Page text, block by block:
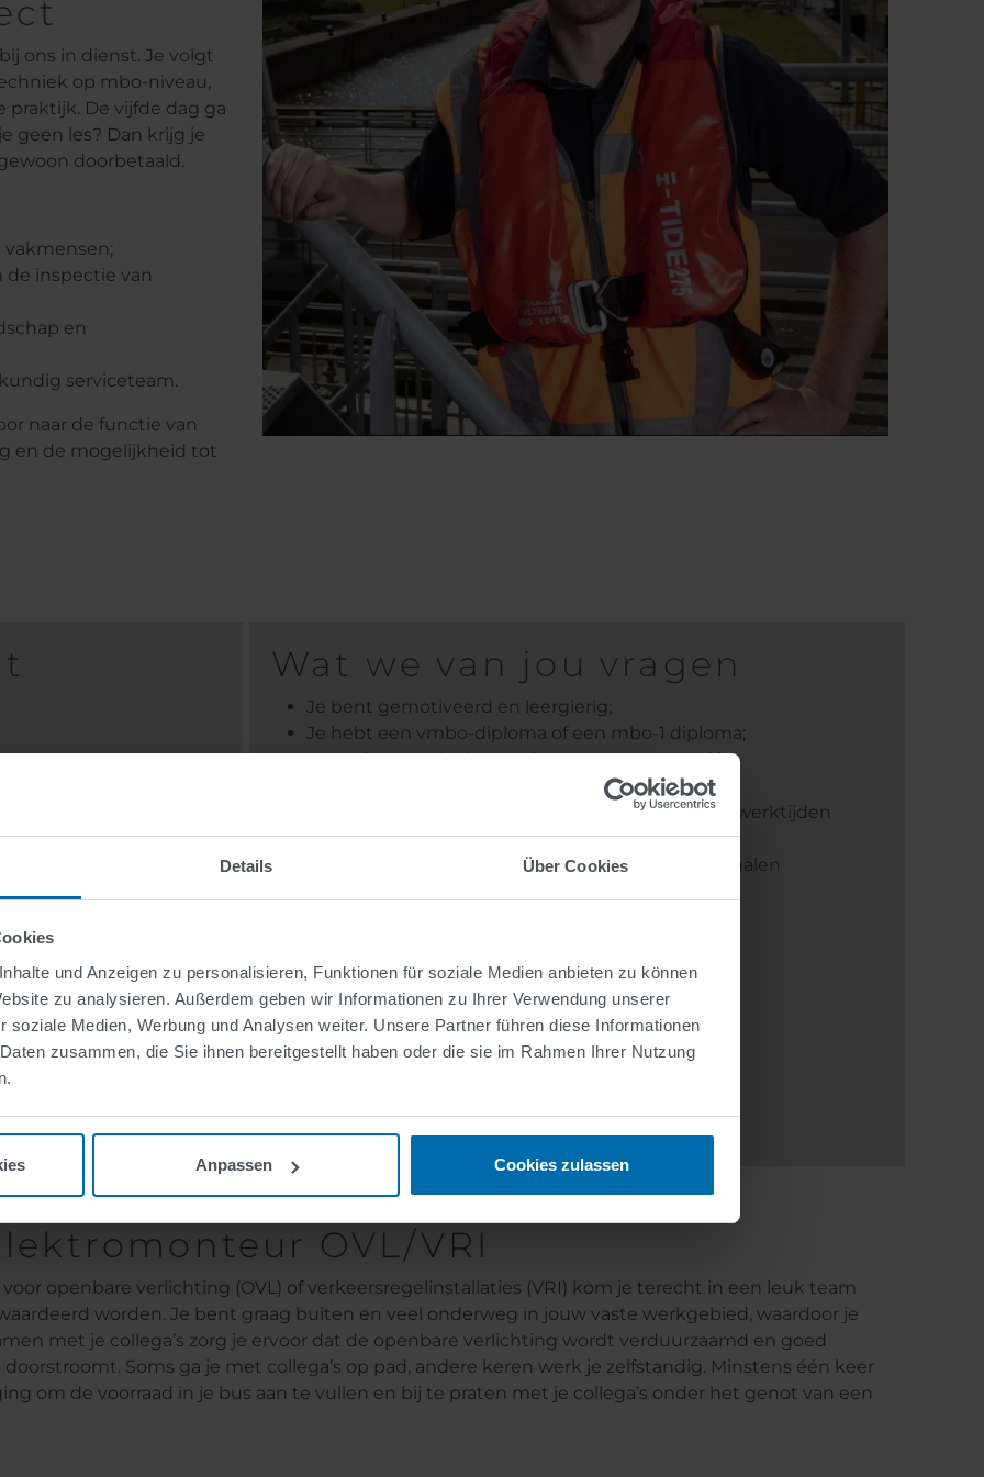
Details Über Cookies
und Anzeigen zu personalisieren, Funktionen für soziale Medien anbieten zu können
zu analysieren. Außerdem geben wir Informationen zu Ihrer Verwendung unserer
soziale Medien, Werbung und Analysen weiter. Unsere Partner führen diese Informationen
zusammen, die Sie ihnen bereitgestellt haben oder die sie im Rahmen Ihrer Nutzung
Anpassen Cookies zulassen
ons in dienst. Je volgt
op mbo-niveau,
De vijfde dag ga
geen les? Dan krijg je
doorbetaald.
vakmensen;
de inspectie van
en
serviceteam.
naar de functie van
en de mogelijkheid tot
aan de slag kunt.
(afhankelijk van
+ 13 ADV);
dienstverband;
het grootste
tablet en
netwerk voor
Wat we van jou vragen
Je bent gemotiveerd en leergierig;
Je hebt een vmbo-diploma of een mbo-1 diploma;
Je werkt graag buiten en bent geïnteresseerd in
Je bent bereid om (incidenteel) buiten reguliere werktijden
te werken;
Je hebt een rijbewijs B, of wilt dat binnenkort behalen
OVL/VRI
openbare verlichting (OVL) of verkeersregelinstallaties (VRI) kom je terecht in een leuk team
worden. Je bent graag buiten en veel onderweg in jouw vaste werkgebied, waardoor je
met je collega’s zorg je ervoor dat de openbare verlichting wordt verduurzaamd en goed
Soms ga je met collega’s op pad, andere keren werk je zelfstandig. Minstens één keer
om de voorraad in je bus aan te vullen en bij te praten met je collega’s onder het genot van een